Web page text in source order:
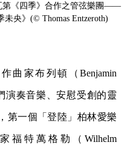
第《四季》合作之管弦樂團——
央》(© Thomas Entzeroth)
曲家布列頓（Benjamin
演奏音樂、安慰受創的靈
第一個「登陸」柏林愛樂
福特萬格勒（Wilhelm